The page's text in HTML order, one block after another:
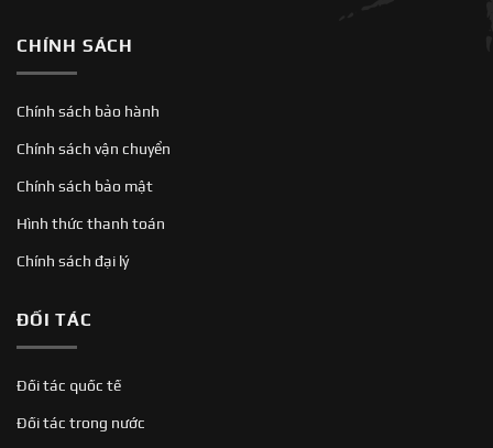
CHÍNH SÁCH
Chính sách bảo hành
Chính sách vận chuyển
Chính sách bảo mật
Hình thức thanh toán
Chính sách đại lý
ĐỐI TÁC
Đối tác quốc tế
Đối tác trong nước